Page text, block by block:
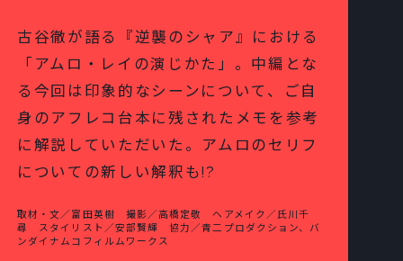
古谷徹が語る『逆襲のシャア』における
「アムロ・レイの演じかた」。中編とな
る今回は印象的なシーンについて、ご自
身のアフレコ台本に残されたメモを参考
に解説していただいた。アムロのセリフ
についての新しい解釈も!?
取材・文／富田英樹 撮影／高橋定敬 ヘアメイク／氏川千
尋 スタイリスト／安部賢輝 協力／青二プロダクション、バ
ンダイナムコフィルムワークス